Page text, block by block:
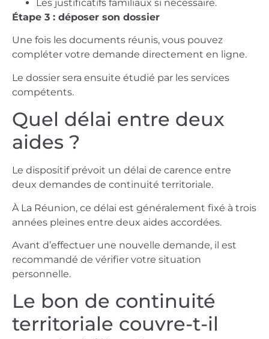
Les justificatifs familiaux si nécessaire.
Étape 3 : déposer son dossier
Une fois les documents réunis, vous pouvez
compléter votre demande directement en ligne.
Le dossier sera ensuite étudié par les services
compétents.
Quel délai entre deux
aides ?
Le dispositif prévoit un délai de carence entre
deux demandes de continuité territoriale.
À La Réunion, ce délai est généralement fixé à trois
années pleines entre deux aides accordées.
Avant d’effectuer une nouvelle demande, il est
recommandé de vérifier votre situation
personnelle.
Le bon de continuité
territoriale couvre-t-il